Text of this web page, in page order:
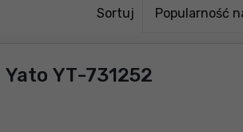
Sortuj Sortuj od
Popularność
YT-731252